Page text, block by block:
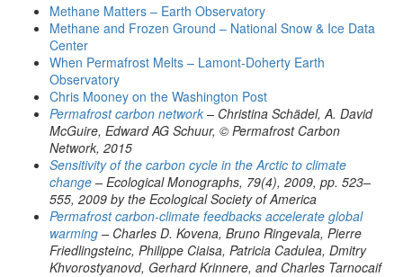
Methane Matters – Earth Observatory
Methane and Frozen Ground – National Snow & Ice Data
Center
When Permafrost Melts – Lamont-Doherty Earth
Observatory
Chris Mooney on the Washington Post
Permafrost carbon network – Christina Schädel, A. David
McGuire, Edward AG Schuur, © Permafrost Carbon
Network, 2015
Sensitivity of the carbon cycle in the Arctic to climate
change – Ecological Monographs, 79(4), 2009, pp. 523–
555, 2009 by the Ecological Society of America
Permafrost carbon-climate feedbacks accelerate global
warming – Charles D. Kovena, Bruno Ringevala, Pierre
Friedlingsteinc, Philippe Ciaisa, Patricia Cadulea, Dmitry
Khvorostyanovd, Gerhard Krinnere, and Charles Tarnocaif